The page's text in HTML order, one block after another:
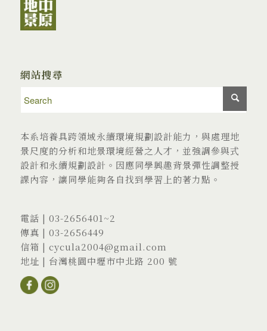
網站搜尋
本系培養具跨領域永續環境規劃設計能力，與處理地
景尺度的分析和地景環境經營之人才，並強調參與式
設計和永續規劃設計。因應同學興趣背景彈性調整授
課內容，讓同學能夠各自找到學習上的著力點。
電話 | 03-2656401 ~2
傳真 | 03-2656449
信箱 | cycula2004@gmail.com
地址 | 台灣桃園中壢市中北路 200 號